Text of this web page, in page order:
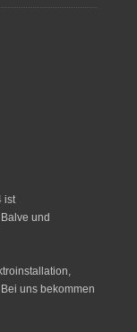
ist
und
uns bekommen